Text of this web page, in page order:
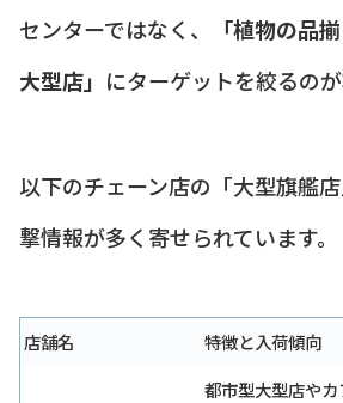
センターではなく、
「植物の品
大型店」 にターゲットを絞るのが
以下のチェーン店の「大型旗艦
撃情報が多く寄せられています。
店舗名 特徴と入荷傾向
都市型大型店や